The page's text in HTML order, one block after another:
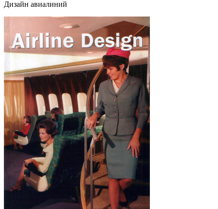
Дизайн авиалиний